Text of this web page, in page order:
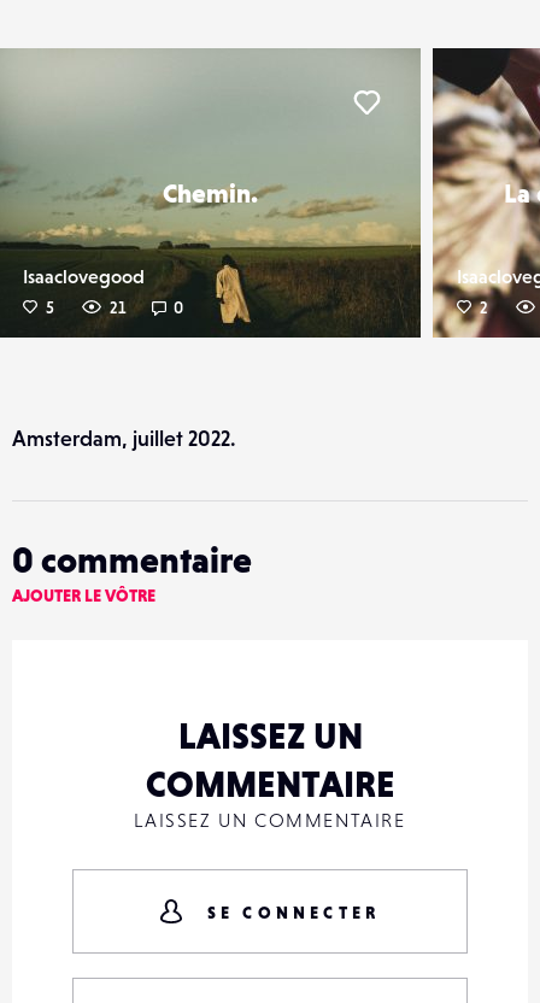
Chemin.
Isaaclovegood
5 21 0
Liker
La
2
Amsterdam, juillet 2022.
0 commentaire
AJOUTER LE VÔTRE
LAISSEZ UN
COMMENTAIRE
LAISSEZ UN COMMENTAIRE
SE CONNECTER